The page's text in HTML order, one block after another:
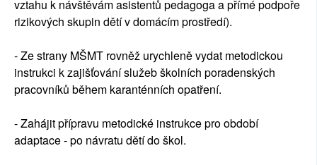
vztahu k návštěvám asistentů pedagoga a přímé podpoře
rizikových skupin dětí v domácím prostředí).
- Ze strany MŠMT rovněž urychleně vydat metodickou
instrukci k zajišťování služeb školních poradenských
pracovníků během karanténních opatření.
- Zahájit přípravu metodické instrukce pro období
adaptace - po návratu dětí do škol.